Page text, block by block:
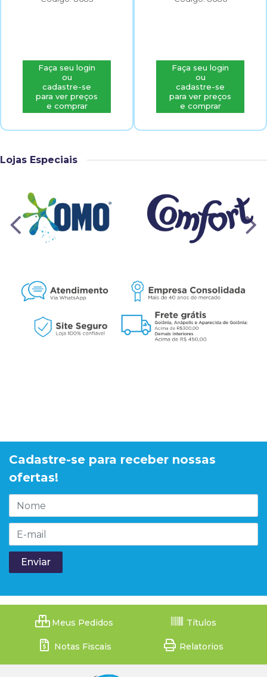
Faça seu login
ou
cadastre-se
para ver preços
e comprar
Faça seu login
ou
cadastre-se
para ver preços
e comprar
Lojas Especiais
Cadastre-se para receber nossas
ofertas!
Meus Pedidos Títulos
Notas Fiscais Relatorios